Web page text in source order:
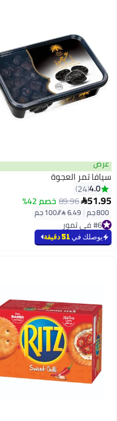
عرض
سيافا تمر العجوة
4.0
24
51.95
89.96خصم 42%
800 جم |
#6 في تمور
#6 في تمور
يوصلك في 51 دقيقة